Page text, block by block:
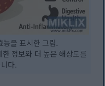
능을 표시한 그림.
정보와 더 높은 해상도를
다.